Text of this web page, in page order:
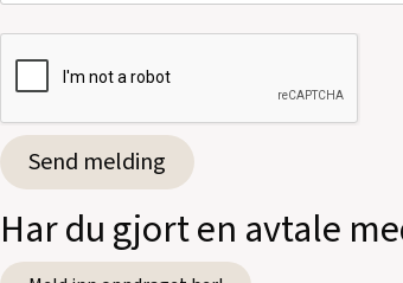
Har du gjort en avtale